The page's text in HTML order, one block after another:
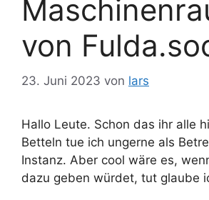
von
23. Juni 2023 von lars
Hallo Leute. Schon das ihr alle
Betteln tue ich ungerne als
Instanz. Aber cool wäre es,
dazu geben würdet, tut glaube